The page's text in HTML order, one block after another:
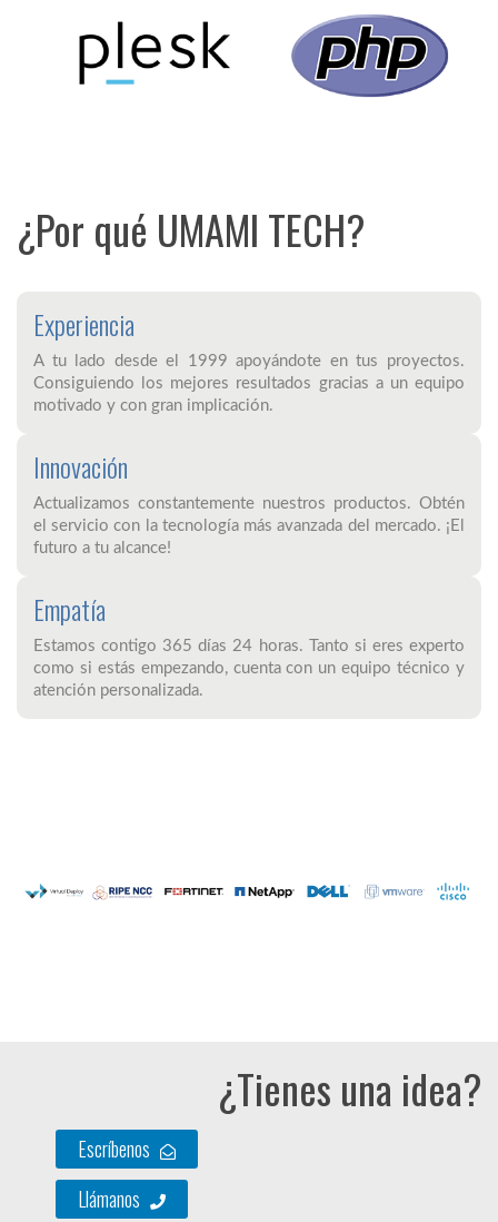
¿Por qué UMAMI TECH?
Experiencia
A tu lado desde el 1999 apoyándote en tus proyectos.
Consiguiendo los mejores resultados gracias a un equipo
motivado y con gran implicación.
Innovación
Actualizamos constantemente nuestros productos. Obtén
el servicio con la tecnología más avanzada del mercado. ¡El
futuro a tu alcance!
Empatía
Estamos contigo 365 días 24 horas. Tanto si eres experto
como si estás empezando, cuenta con un equipo técnico y
atención personalizada.
¿Tienes una idea?
Escríbenos
Llámanos